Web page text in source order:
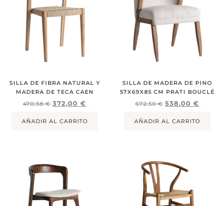
SILLA DE FIBRA NATURAL Y
MADERA DE TECA CAEN
470,58€ 372,00€
AÑADIR AL CARRITO
SILLA DE MADERA DE PINO
57X69X85 CM PRATI BOUCLÉ
672,50€ 538,00€
AÑADIR AL CARRITO